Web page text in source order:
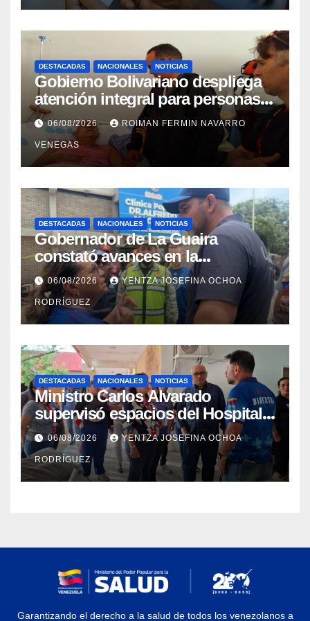
DESTACADAS NACIONALES NOTICIAS
Gobierno Bolivariano despliega
atención integral para personas
con discapacidad en
campamentos de La Guaira
06/08/2026 ROIMAN FERMIN NAVARRO
VENEGAS
DESTACADAS NACIONALES NOTICIAS
Gobernador de La Guaira
constató avances en la
rehabilitación del Hospitalito de
Catia la Mar
06/08/2026 YENTZA JOSEFINA OCHOA
RODRÍGUEZ
DESTACADAS NACIONALES NOTICIAS
Ministro Carlos Alvarado
supervisó espacios del Hospital
Dermatológico Dr. Martín Vegas
en La Guaira
06/08/2026 YENTZA JOSEFINA OCHOA
RODRÍGUEZ
Garantizando el derecho a la salud de todos los venezolanos a